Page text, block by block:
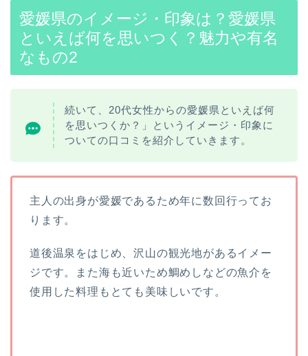
愛媛県のイメージ・印象は？愛媛県
といえば何を思いつく？魅力や有名
なもの2
続いて、20代女性からの愛媛県といえば何
を思いつくか？」というイメージ・印象に
ついての口コミを紹介していきます。
主人の出身が愛媛であるため年に数回行ってお
ります。
道後温泉をはじめ、沢山の観光地があるイメー
ジです。また海も近いため鯛めしなどの魚介を
使用した料理もとても美味しいです。